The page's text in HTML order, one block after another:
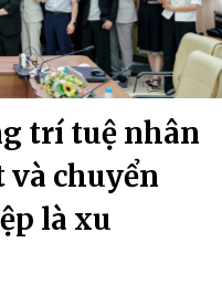
trí tuệ nhân
và chuyển
là xu